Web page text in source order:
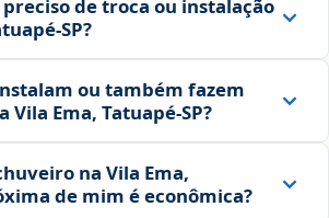
preciso de troca ou instalação
ou também fazem
Ema, Tatuapé‑SP?
na Vila Ema,
de mim é econômica?